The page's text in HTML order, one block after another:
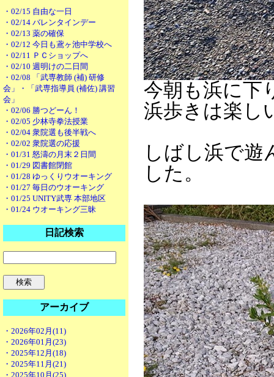
・02/15 自由な一日
・02/14 バレンタインデー
・02/13 薬の確保
・02/12 今日も鳶ヶ池中学校へ
・02/11 ＰＣショップへ
・02/10 週明けの二日間
・02/08 「武専教師 (補) 研修
会」・「武専指導員 (補佐) 講習
会」
・02/06 勝つどーん！
・02/05 少林寺拳法授業
・02/04 衆院選も後半戦へ
・02/02 衆院選の応援
・01/31 怒濤の月末２日間
・01/29 図書館閉館
・01/28 ゆっくりウオーキング
・01/27 毎日のウオーキング
・01/25 UNITY武専 本部地区
・01/24 ウオーキング三昧
日記検索
アーカイブ
・2026年02月(11)
・2026年01月(23)
・2025年12月(18)
・2025年11月(21)
・2025年10月(25)
今朝も浜に下
浜歩きは楽し
しばし浜で遊
した。